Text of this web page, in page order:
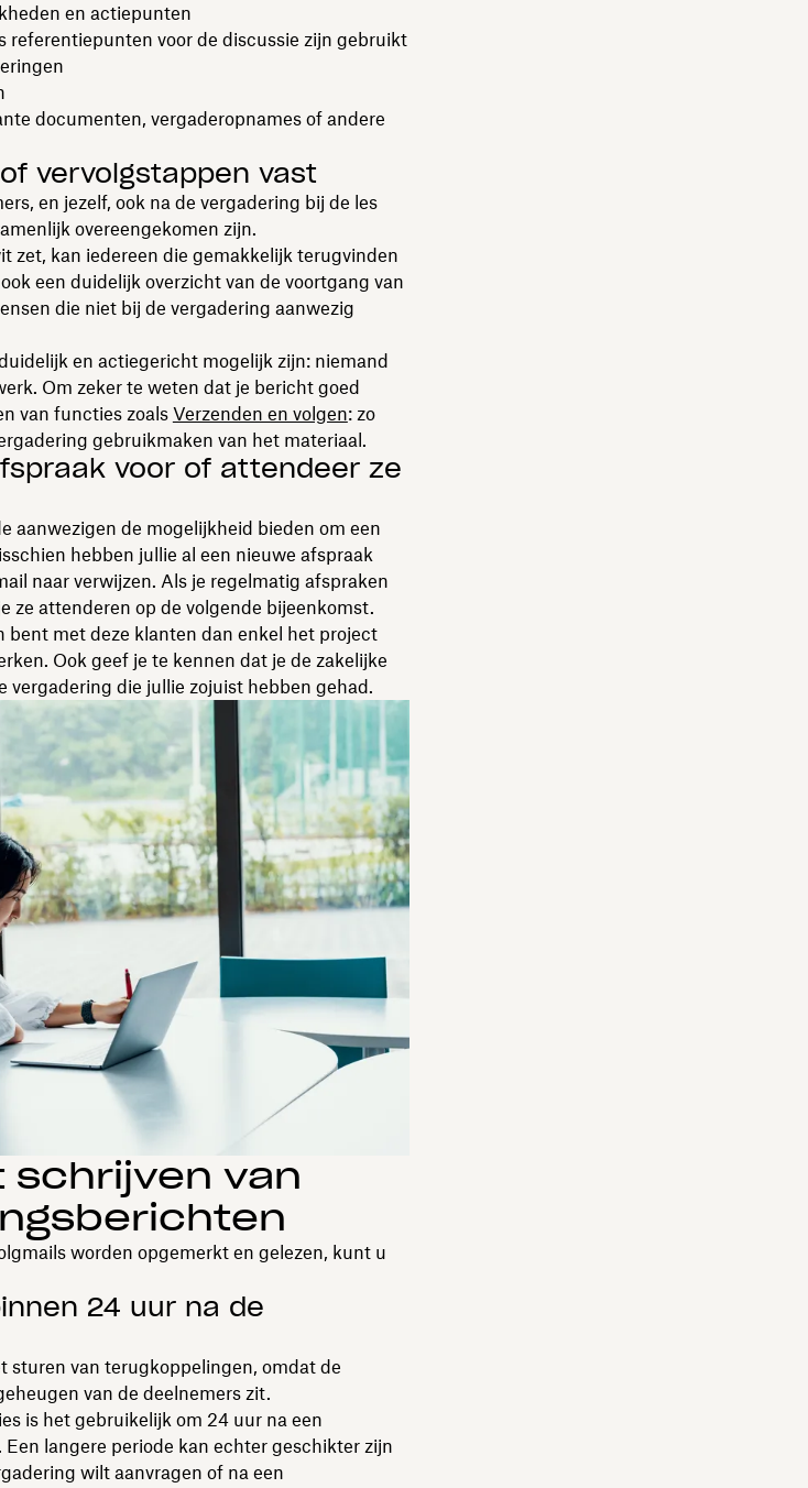
en actiepunten
referentiepunten voor de discussie zijn gebruikt
documenten, vergaderopnames of andere
vervolgstappen vast
en jezelf, ook na de vergadering bij de les
overeengekomen zijn.
zet, kan iedereen die gemakkelijk terugvinden
een duidelijk overzicht van de voortgang van
die niet bij de vergadering aanwezig
en actiegericht mogelijk zijn: niemand
Om zeker te weten dat je bericht goed
van functies zoalsVerzenden en volgen: zo
gebruikmaken van het materiaal.
voor of attendeer ze
aanwezigen de mogelijkheid bieden om een
hebben jullie al een nieuwe afspraak
naar verwijzen. Als je regelmatig afspraken
ze attenderen op de volgende bijeenkomst.
bent met deze klanten dan enkel het project
Ook geef je te kennen dat je de zakelijke
vergadering die jullie zojuist hebben gehad.
schrijven van
worden opgemerkt en gelezen, kunt u
24 uur na de
sturen van terugkoppelingen, omdat de
van de deelnemers zit.
is het gebruikelijk om 24 uur na een
langere periode kan echter geschikter zijn
wilt aanvragen of na een